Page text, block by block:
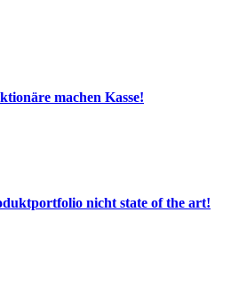
machen Kasse!
nicht state of the art!